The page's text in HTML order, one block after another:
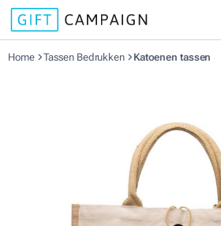
Home Tassen Bedrukken Katoenen tassen